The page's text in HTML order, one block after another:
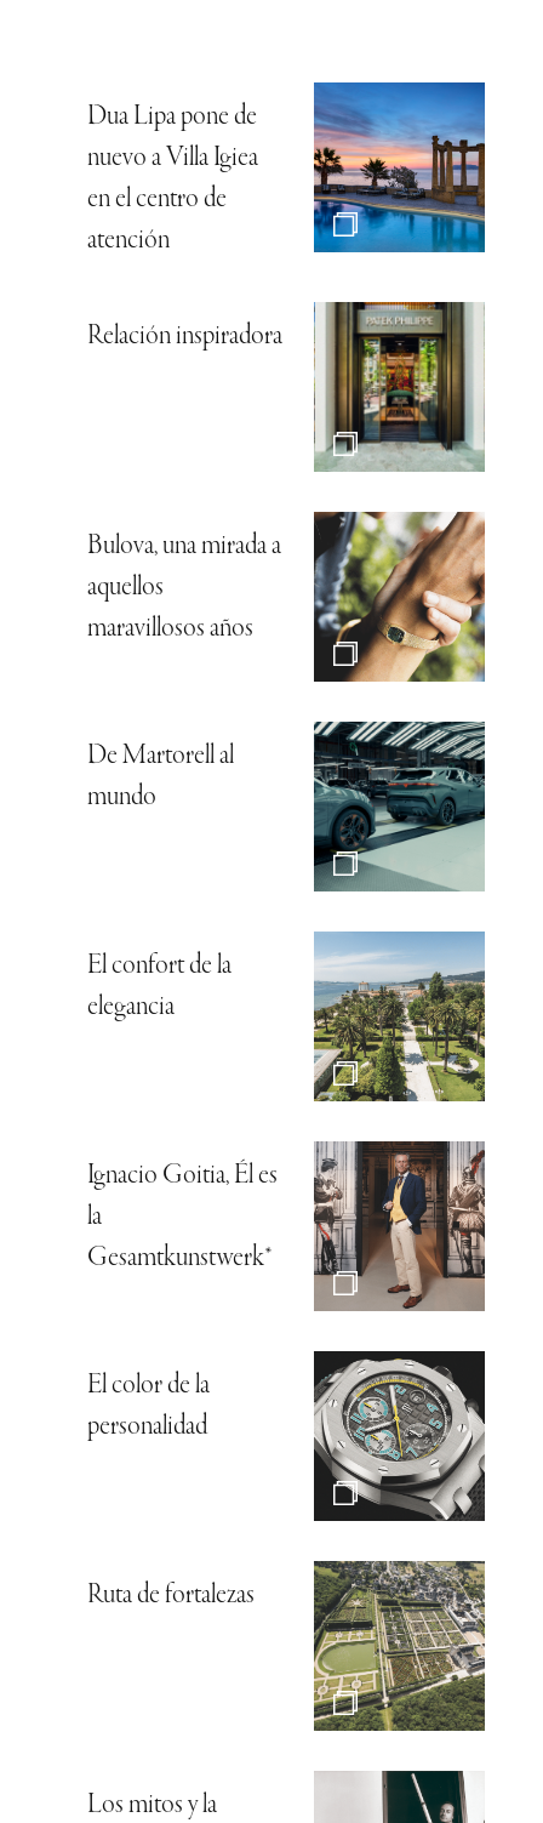
Dua Lipa pone de
nuevo a Villa Igiea
en el centro de
atención
Relación inspiradora
Bulova, una mirada a
aquellos
maravillosos años
De Martorell al
mundo
El confort de la
elegancia
Ignacio Goitia, Él es
la
Gesamtkunstwerk*
El color de la
personalidad
Ruta de fortalezas
Los mitos y la